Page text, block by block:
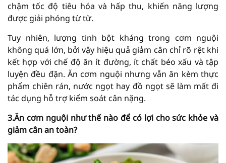
chậm tốc độ tiêu hóa và hấp thu, khiến năng lượng
được giải phóng từ từ.
Tuy nhiên, lượng tinh bột kháng trong cơm nguội
không quá lớn, bởi vậy hiệu quả giảm cân chỉ rõ rệt khi
kết hợp với chế độ ăn ít đường, ít chất béo xấu và tập
luyện đều đặn. Ăn cơm nguội nhưng vẫn ăn kèm thực
phẩm chiên rán, nước ngọt hay đồ ngọt sẽ làm mất đi
tác dụng hỗ trợ kiểm soát cân nặng.
3.Ăn cơm nguội như thế nào để có lợi cho sức khỏe và
giảm cân an toàn?